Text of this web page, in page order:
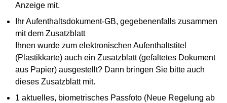
Anzeige mit.
Ihr Aufenthaltsdokument-GB, gegebenenfalls zusammen
mit dem Zusatzblatt
Ihnen wurde zum elektronischen Aufenthaltstitel
(Plastikkarte) auch ein Zusatzblatt (gefaltetes Dokument
aus Papier) ausgestellt? Dann bringen Sie bitte auch
dieses Zusatzblatt mit.
1 aktuelles, biometrisches Passfoto (Neue Regelung ab